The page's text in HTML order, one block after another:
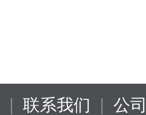
| 联系我们 | 公